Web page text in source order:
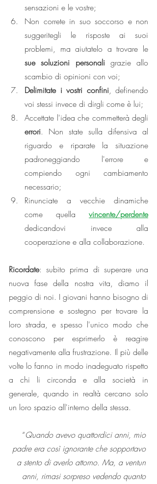
sensazioni e le vostre;
Non correte in suo soccorso e non
suggeritegli le risposte ai suoi
sue soluzioni personali grazie allo
scambio di opinioni con voi;
Delimitate i vostri confini, definendo
voi stessi invece di dirgli come è lui;
errori. Non state sulla difensiva al
riguardo e riparate la situazione
padroneggiando l'errore e
compiendo ogni cambiamento
necessario;
Rinunciate a vecchie dinamiche
come quella vincente/perdente
dedicandovi invece alla
cooperazione e alla collaborazione.
Ricordate: subito prima di superare una
nuova fase della nostra vita, diamo il
peggio di noi. I giovani hanno bisogno di
comprensione e sostegno per trovare la
loro strada, e spesso l'unico modo che
conoscono per esprimerlo è reagire
negativamente alla frustrazione. Il più delle
volte lo fanno in modo inadeguato rispetto
a chi li circonda e alla società in
generale, quando in realtà cercano solo
un loro spazio all'interno della stessa.
“Quando avevo quattordici anni, mio
padre era così ignorante che sopportavo
a stento di averlo attorno. Ma, a ventun
anni, rimasi sorpreso vedendo quanto